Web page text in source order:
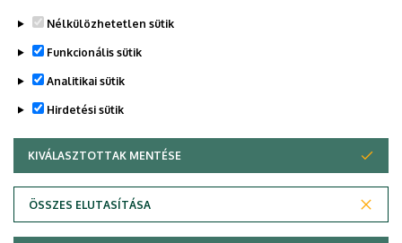
09:00
Alakítsd Te a debreceni
14:00
19:00
Az első évfolyamos könnyűzenész
hallgatók tavaszi féléves vizsgakoncertje
2026. május 21. csütörtök
19:00 A második évfolyamos könnyűzenész
Adatvédelem
Nélkülözhetetlen sütik
Funkcionális sütik
Analitikai sütik
Hirdetési sütik
KIVÁLASZTOTTAK MENTÉSE
ÖSSZES ELUTASÍTÁSA
WITHDRAW CONSENT